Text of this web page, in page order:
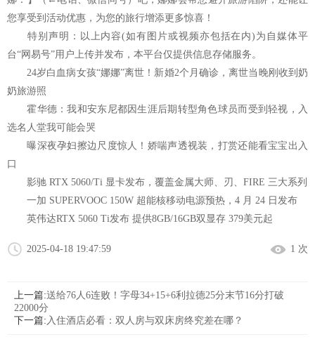
您享受到活动优惠，为您的旅行增添更多惊喜！
特别声明：以上内容(如有图片或视频亦包括在内)为自媒体平
台“网易号”用户上传并发布，本平台仅提供信息存储服务。
24岁白血病女孩“娜娜”离世！新婚2个月确诊，离世当晚刚收到奶
奶旅游照
霍华德：我和安东尼都因生涯后期转型角色球员而受到轻视，入
选名人堂我可能会哭
曝深夜孕妇擦边尺度惊人！娇喘声透视装，打赏还能看宝宝出入
口
影驰 RTX 5060/Ti 显卡发布，覆盖金属大师、刃、FIRE 三大系列
一加 SUPERVOOC 150W 超能核移动电源预热，4 月 24 日发布
英伟达RTX 5060 Ti发布 提供8GB/16GB双显存 379美元起
2025-04-18 19:47:59 1 次
上一篇:送给76人6连败！字母34+15+6利拉德25分末节16分打破
22000分
下一篇: 入住酒店必看：双人房与双床房终究差在哪？